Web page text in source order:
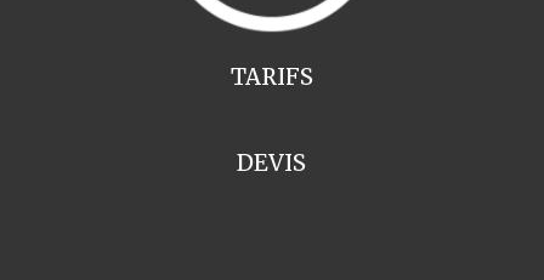
TARIFS
DEVIS